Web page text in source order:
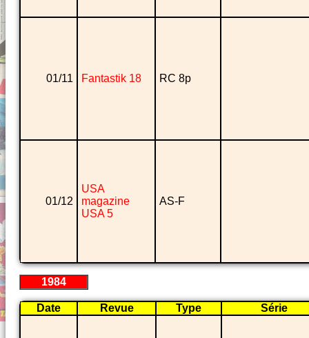
01/11 Fantastik 18 RC 8p
01/12
USA
magazine
USA 5
AS-F
1984
Date Revue Type Série